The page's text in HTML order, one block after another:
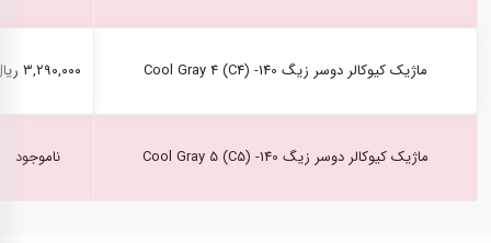
ماژیک کیوکالر دوسر زیگ Cool Gray 4 (C4) -140 ۳,۲۹۰,۰۰۰ ریال
ماژیک کیوکالر دوسر زیگ Cool Gray 5 (C5) -140 ناموجود